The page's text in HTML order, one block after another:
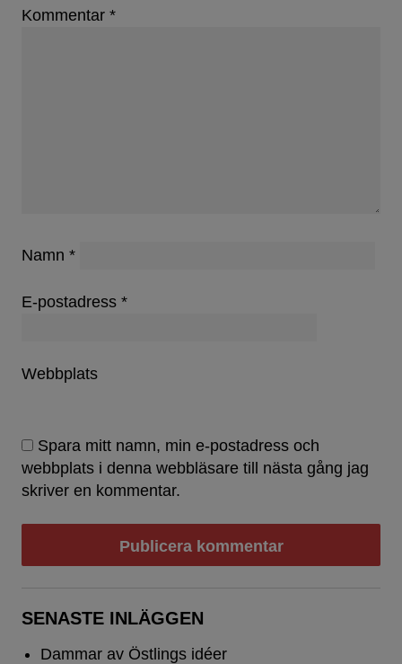
Kommentar *
Namn *
E-postadress *
Webbplats
Spara mitt namn, min e-postadress och
webbplats i denna webbläsare till nästa gång jag
skriver en kommentar.
SENASTE INLÄGGEN
Dammar av Östlings idéer